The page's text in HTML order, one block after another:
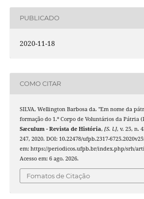
PUBLICADO
2020-11-18
COMO CITAR
SILVA, Wellington Barbosa da. "Em nome da
formação do 1.º Corpo de Voluntários da Pátria
Sæculum - Revista de História, [S. l.], v. 25, n.
247, 2020. DOI: 10.22478/ufpb.2317-
em: https://periodicos.ufpb.br/index.php/srh/
Acesso em: 6 ago. 2026.
Fomatos de Citação